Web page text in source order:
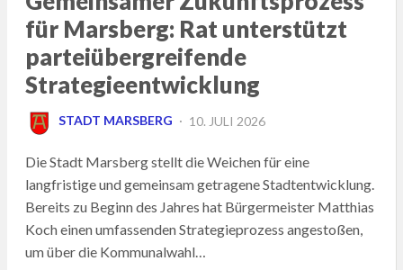
für Marsberg: Rat unterstützt
parteiübergreifende
Strategieentwicklung
STADT MARSBERG
POSTED
10. JULI 2026
Die Stadt Marsberg stellt die Weichen für eine
langfristige und gemeinsam getragene Stadtentwicklung.
Bereits zu Beginn des Jahres hat Bürgermeister Matthias
Koch einen umfassenden Strategieprozess angestoßen,
um über die Kommunalwahl…